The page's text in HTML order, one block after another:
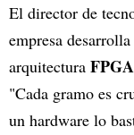
El director de
empresa
arquitectura FPGA
"Cada gramo es
un hardware lo